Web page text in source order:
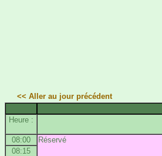
<< Aller au jour précédent
Heure :
08:00 Réservé
08:15